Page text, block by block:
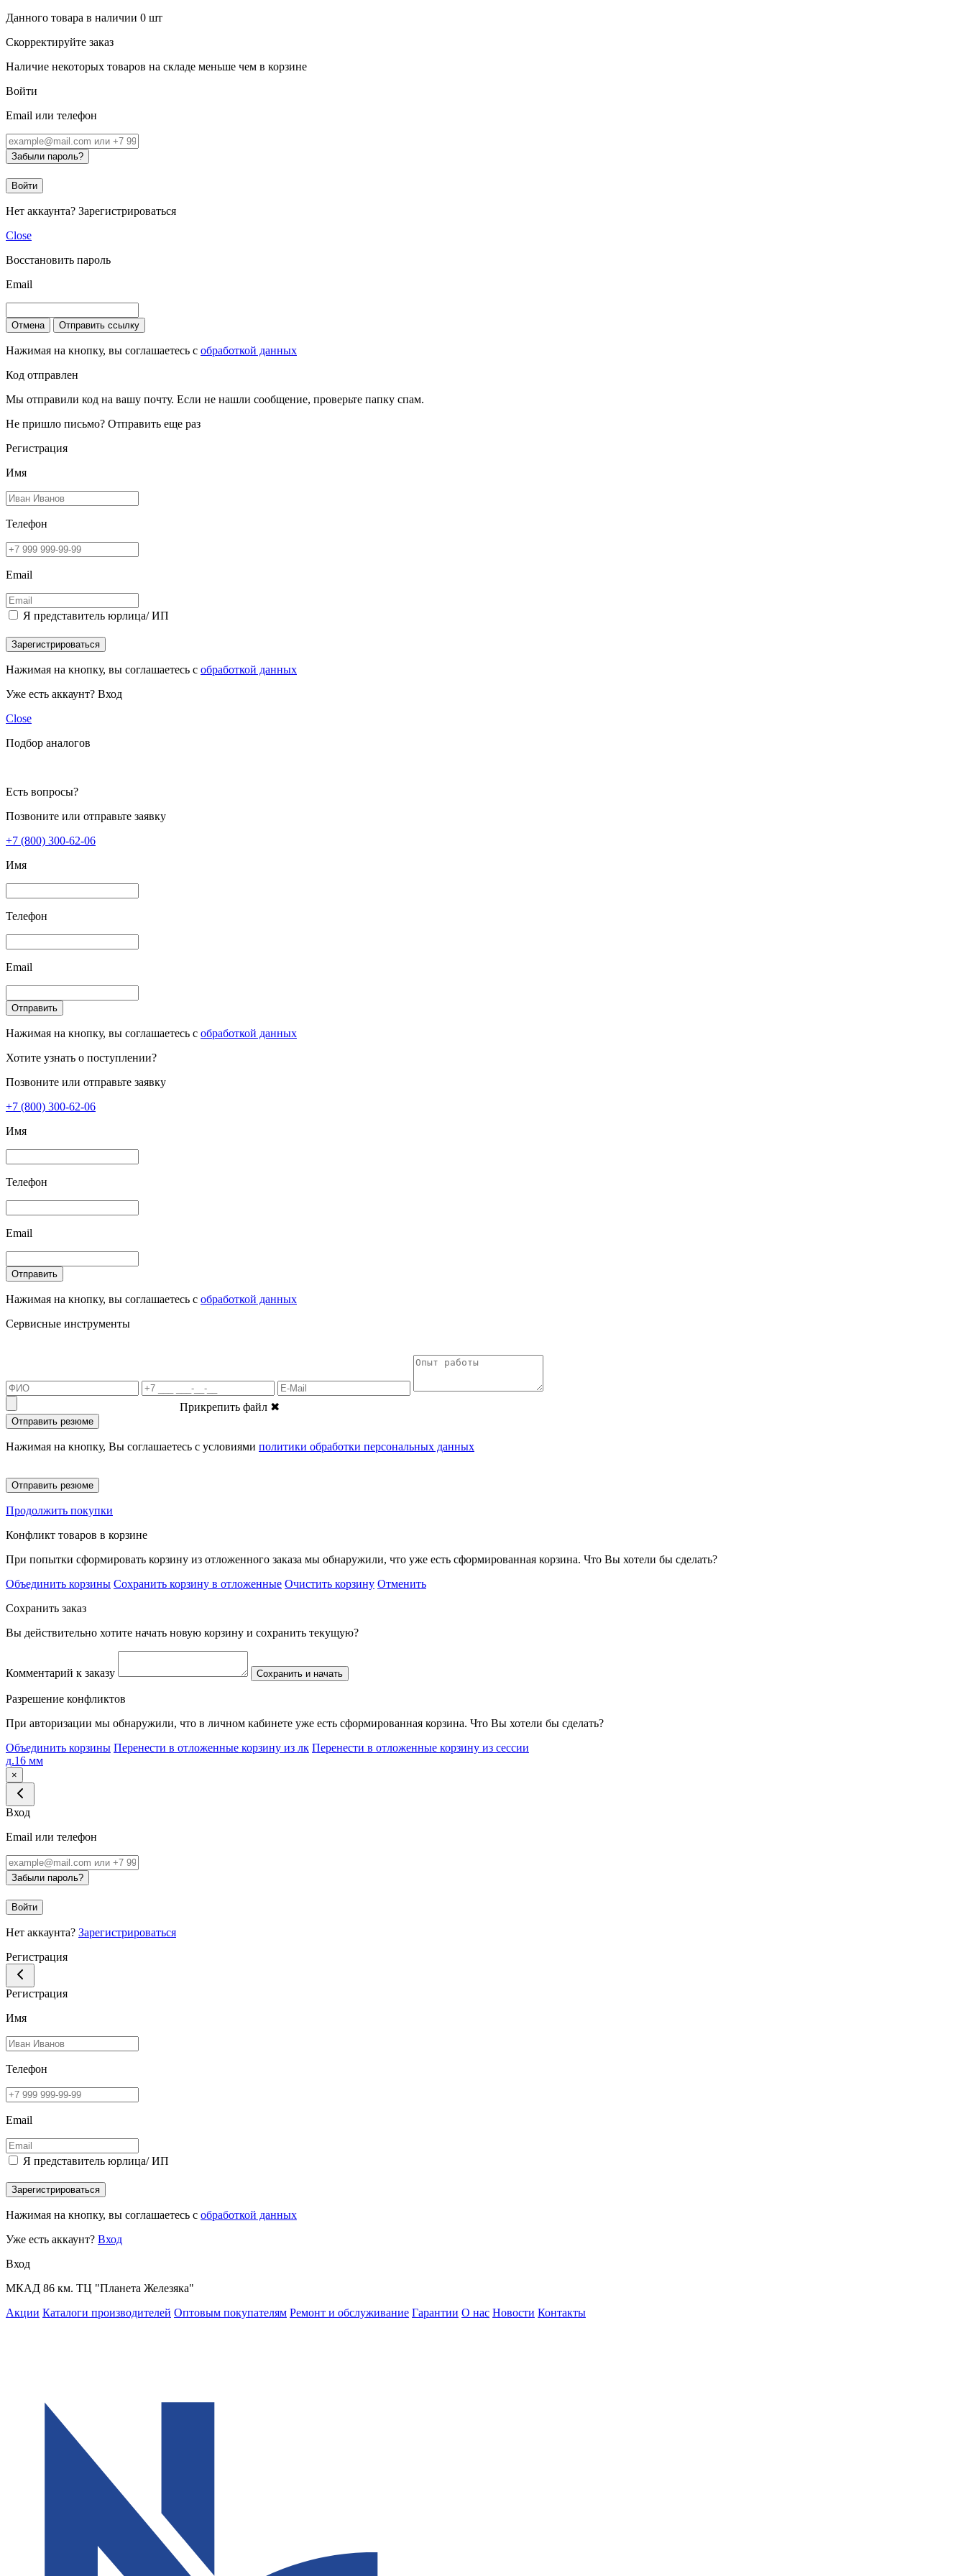
Данного товара в наличии 0 шт
Скорректируйте заказ
Наличие некоторых товаров на складе меньше чем в корзине
Войти
Email или телефон
Забыли пароль?
Войти
Нет аккаунта? Зарегистрироваться
Close
Восстановить пароль
Email
Отмена Отправить ссылку
Нажимая на кнопку, вы соглашаетесь с обработкой данных
Код отправлен
Мы отправили код на вашу почту. Если не нашли сообщение, проверьте папку спам.
Не пришло письмо? Отправить еще раз
Регистрация
Имя
Телефон
Email
Я представитель юрлица/ ИП
Зарегистрироваться
Нажимая на кнопку, вы соглашаетесь с обработкой данных
Уже есть аккаунт? Вход
Close
Подбор аналогов
Есть вопросы?
Позвоните или отправьте заявку
+7 (800) 300-62-06
Имя
Телефон
Email
Отправить
Нажимая на кнопку, вы соглашаетесь с обработкой данных
Хотите узнать о поступлении?
Позвоните или отправьте заявку
+7 (800) 300-62-06
Имя
Телефон
Email
Отправить
Нажимая на кнопку, вы соглашаетесь с обработкой данных
Сервисные инструменты
Прикрепить файл ✖
Отправить резюме
Нажимая на кнопку, Вы соглашаетесь с условиями политики обработки персональных данных
Отправить резюме
Продолжить покупки
Конфликт товаров в корзине
При попытки сформировать корзину из отложенного заказа мы обнаружили, что уже есть сформированная корзина. Что Вы хотели бы сделать?
Объединить корзины Сохранить корзину в отложенные Очистить корзину Отменить
Сохранить заказ
Вы действительно хотите начать новую корзину и сохранить текущую?
Комментарий к заказу Сохранить и начать
Разрешение конфликтов
При авторизации мы обнаружили, что в личном кабинете уже есть сформированная корзина. Что Вы хотели бы сделать?
Объединить корзины Перенести в отложенные корзину из лк Перенести в отложенные корзину из сессии
д.16 мм
×
Вход
Email или телефон
Забыли пароль?
Войти
Нет аккаунта? Зарегистрироваться
Регистрация
Регистрация
Имя
Телефон
Email
Я представитель юрлица/ ИП
Зарегистрироваться
Нажимая на кнопку, вы соглашаетесь с обработкой данных
Уже есть аккаунт? Вход
Вход
МКАД 86 км. ТЦ "Планета Железяка"
Акции Каталоги производителей Оптовым покупателям Ремонт и обслуживание Гарантии О нас Новости Контакты